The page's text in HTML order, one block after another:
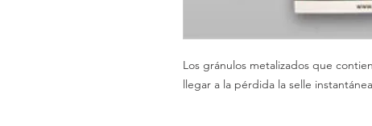
Los gránulos metalizados que
llegar a la pérdida la selle